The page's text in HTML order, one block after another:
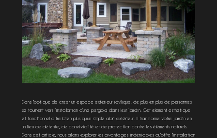
Dans l’optique de créer un espace extérieur idyllique, de plus en plus de personnes
se tournent vers l’installation d’une pergola dans leur jardin. Cet élément esthétique
et fonctionnel offre bien plus qu’un simple abri extérieur. Il transforme votre jardin en
un lieu de détente, de convivialité et de protection contre les éléments naturels.
Dans cet article, nous allons explorer les avantages indéniables qu’offre l’installation